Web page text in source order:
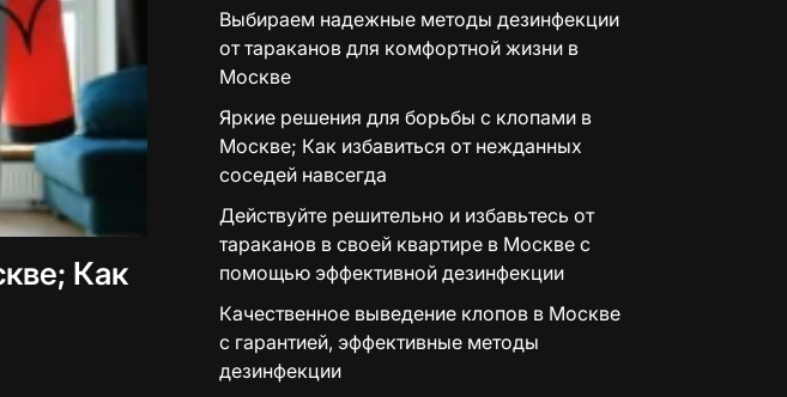
Как
Выбираем надежные методы дезинфекции
от тараканов для комфортной жизни в
Москве
Яркие решения для борьбы с клопами в
Москве; Как избавиться от нежданных
соседей навсегда
Действуйте решительно и избавьтесь от
тараканов в своей квартире в Москве с
помощью эффективной дезинфекции
Качественное выведение клопов в Москве
с гарантией, эффективные методы
дезинфекции